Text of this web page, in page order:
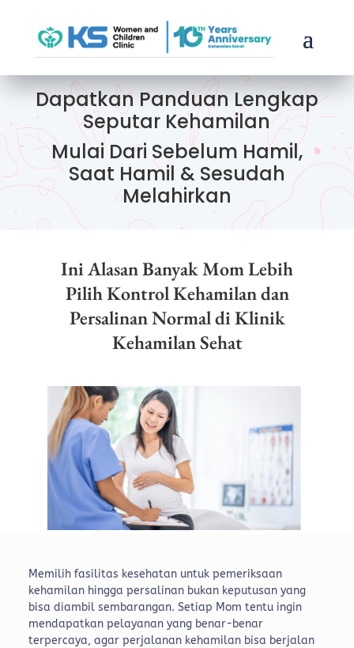
Dapatkan Panduan Lengkap
Seputar Kehamilan
Mulai Dari Sebelum Hamil,
Saat Hamil & Sesudah
Melahirkan
Ini Alasan Banyak Mom Lebih
Pilih Kontrol Kehamilan dan
Persalinan Normal di Klinik
Kehamilan Sehat
Memilih fasilitas kesehatan untuk pemeriksaan
kehamilan hingga persalinan bukan keputusan yang
bisa diambil sembarangan. Setiap Mom tentu ingin
mendapatkan pelayanan yang benar-benar
terpercaya, agar perjalanan kehamilan bisa berjalan